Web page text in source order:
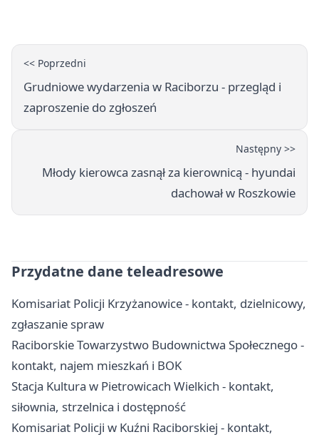
<< Poprzedni
Grudniowe wydarzenia w Raciborzu - przegląd i
zaproszenie do zgłoszeń
Następny >>
Młody kierowca zasnął za kierownicą - hyundai
dachował w Roszkowie
Przydatne dane teleadresowe
Komisariat Policji Krzyżanowice - kontakt, dzielnicowy,
zgłaszanie spraw
Raciborskie Towarzystwo Budownictwa Społecznego -
kontakt, najem mieszkań i BOK
Stacja Kultura w Pietrowicach Wielkich - kontakt,
siłownia, strzelnica i dostępność
Komisariat Policji w Kuźni Raciborskiej - kontakt,